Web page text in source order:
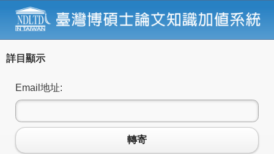
詳目顯示
Email地址:
轉寄